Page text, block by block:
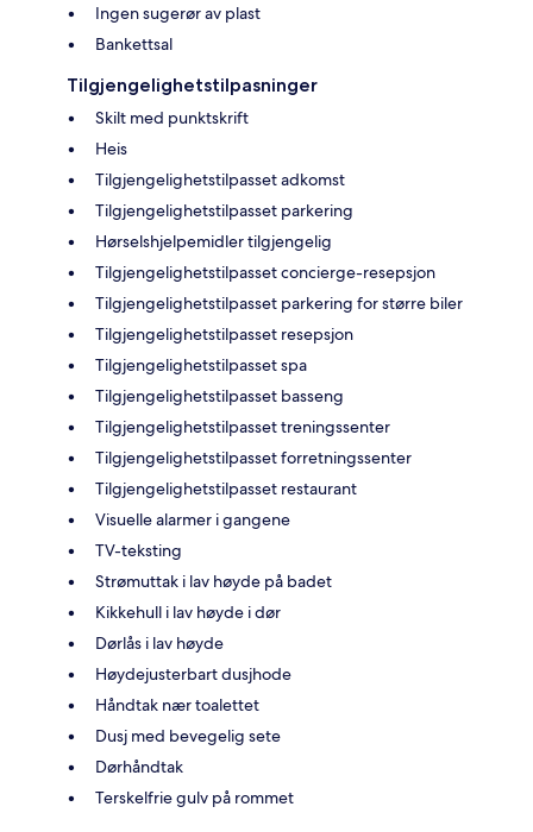
Ingen sugerør av plast
Bankettsal
Tilgjengelighetstilpasninger
Skilt med punktskrift
Heis
Tilgjengelighetstilpasset adkomst
Tilgjengelighetstilpasset parkering
Hørselshjelpemidler tilgjengelig
Tilgjengelighetstilpasset concierge-resepsjon
Tilgjengelighetstilpasset parkering for større biler
Tilgjengelighetstilpasset resepsjon
Tilgjengelighetstilpasset spa
Tilgjengelighetstilpasset basseng
Tilgjengelighetstilpasset treningssenter
Tilgjengelighetstilpasset forretningssenter
Tilgjengelighetstilpasset restaurant
Visuelle alarmer i gangene
TV-teksting
Strømuttak i lav høyde på badet
Kikkehull i lav høyde i dør
Dørlås i lav høyde
Høydejusterbart dusjhode
Håndtak nær toalettet
Dusj med bevegelig sete
Dørhåndtak
Terskelfrie gulv på rommet